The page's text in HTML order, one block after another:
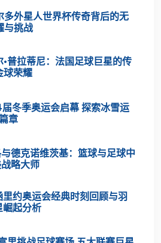
多外星人世界杯传奇背后的无
与挑战
·普拉蒂尼：法国足球巨星的传
球荣耀
冬季奥运会启幕 探索冰雪运
章
德克诺维茨基：篮球与足球中
略大师
里约奥运会经典时刻回顾与羽
崛起分析